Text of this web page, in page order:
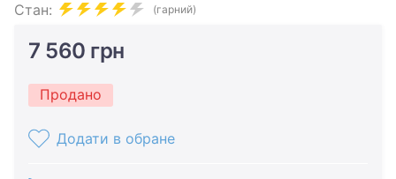
Стан: (гарний)
7 560 грн
Продано
Додати в обране